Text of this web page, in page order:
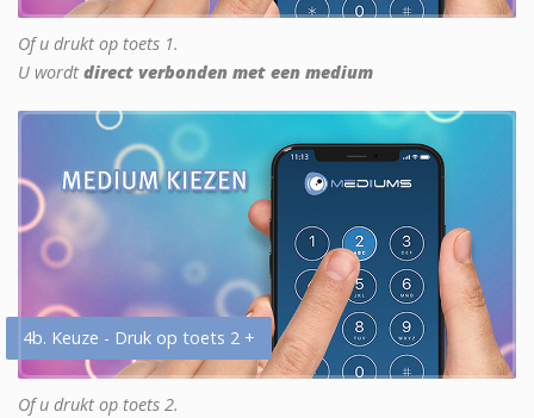
Of u drukt op toets 1.
U wordt direct verbonden met een medium
4b. Keuze - Druk op toets 2 +
Of u drukt op toets 2.